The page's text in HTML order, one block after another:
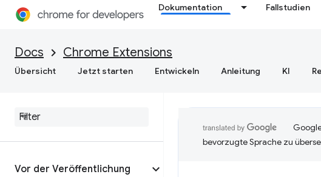
Dokumentation Fallstudien
Docs Chrome Extensions
Übersicht Jetzt starten Entwickeln Anleitung KI
Vor der Veröffentlichung
bevorzugte Sprache zu